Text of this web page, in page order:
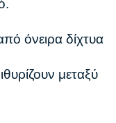
όνειρα δίχτυα
μεταξύ